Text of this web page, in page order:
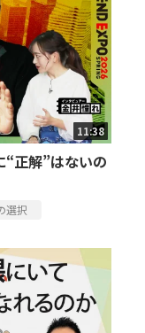
11:38
正解”はないの
選択